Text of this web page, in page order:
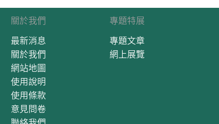
關於我們
最新消息
關於我們
網站地圖
使用說明
使用條款
意見問卷
專題特展
專題文章
網上展覽